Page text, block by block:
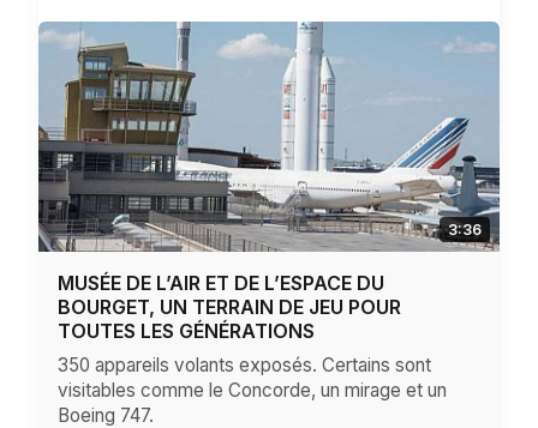
3:36
MUSÉE DE L’AIR ET DE L’ESPACE DU
BOURGET, UN TERRAIN DE JEU POUR
TOUTES LES GÉNÉRATIONS
350 appareils volants exposés. Certains sont
visitables comme le Concorde, un mirage et un
Boeing 747.